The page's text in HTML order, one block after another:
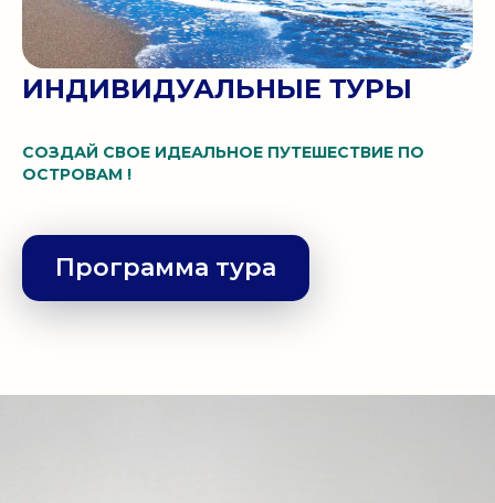
ИНДИВИДУАЛЬНЫЕ ТУРЫ
СОЗДАЙ СВОЕ ИДЕАЛЬНОЕ ПУТЕШЕСТВИЕ ПО
ОСТРОВАМ !
Программа тура